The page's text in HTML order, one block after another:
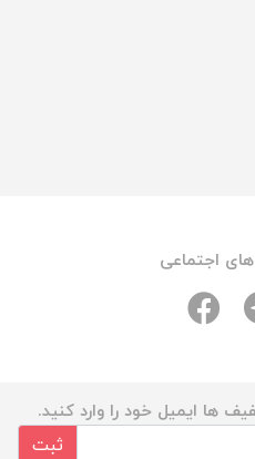
اجتماعی
ها ایمیل خود را وارد کنید.
ثبت